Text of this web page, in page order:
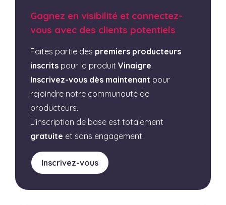
Gagnez en visibilité et connectez-
vous avec des clients potentiels
Faites partie des premiers producteurs
inscrits pour la produit Vinaigre.
Inscrivez-vous dès maintenant pour
rejoindre notre communauté de
producteurs.
L'inscription de base est totalement
gratuite et sans engagement.
Inscrivez-vous